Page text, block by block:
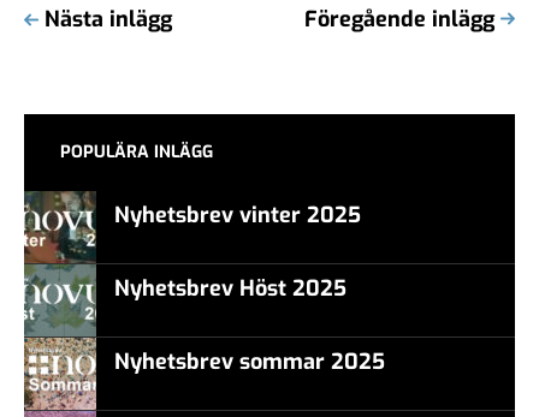
Nästa inlägg Föregående inlägg
POPULÄRA INLÄGG
Nyhetsbrev vinter 2025
Nyhetsbrev Höst 2025
Nyhetsbrev sommar 2025